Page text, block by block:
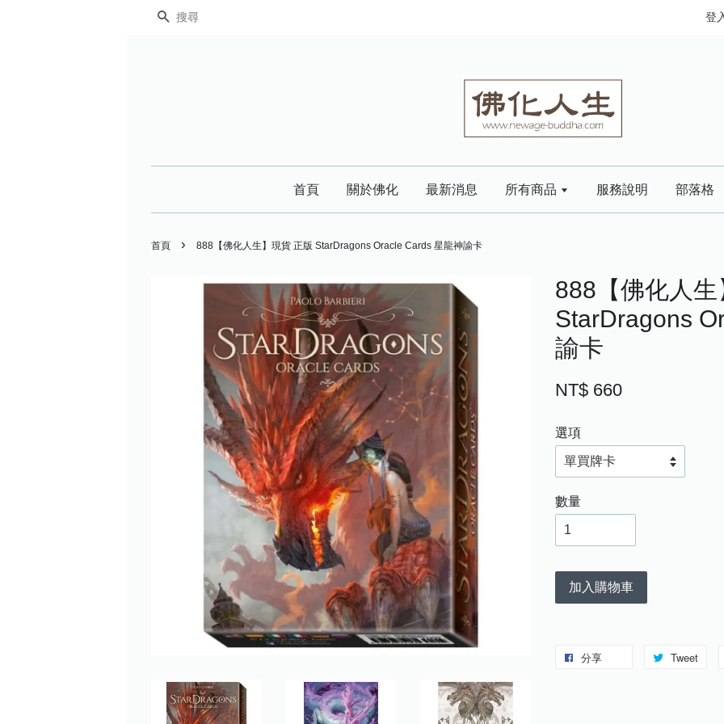
搜尋 登
首頁 關於佛化 最新消息 所有商品 服務說明 部落格
首頁 › 888【佛化人生】現貨 正版 StarDragons Oracle Cards 星龍神諭卡
888【佛化人生
StarDragons
諭卡
NT$ 660
選項
數量
加入購物車
分享 Tweet